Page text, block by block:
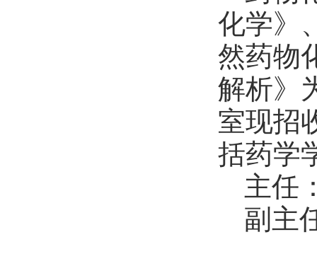
化学》
然药物
解析》
室现招
括药学
主任
副主